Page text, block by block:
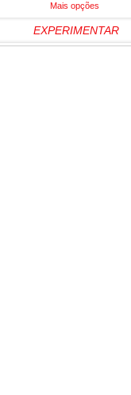
Mais opções
EXPERIMENTAR